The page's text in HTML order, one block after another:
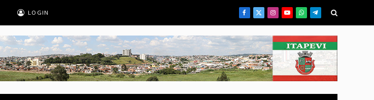
LOGIN Facebook
X
(Twitter)
Instagram
YouTubeWhatsApp
Telegrama